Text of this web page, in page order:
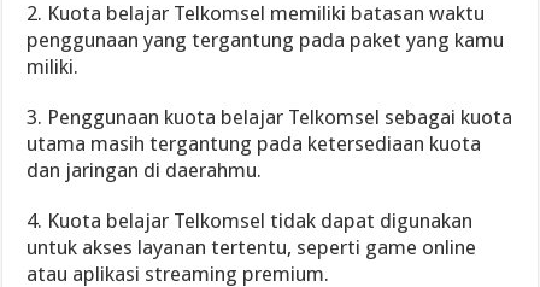
2. Kuota belajar Telkomsel memiliki batasan waktu
penggunaan yang tergantung pada paket yang kamu
miliki.
3. Penggunaan kuota belajar Telkomsel sebagai kuota
utama masih tergantung pada ketersediaan kuota
dan jaringan di daerahmu.
4. Kuota belajar Telkomsel tidak dapat digunakan
untuk akses layanan tertentu, seperti game online
atau aplikasi streaming premium.